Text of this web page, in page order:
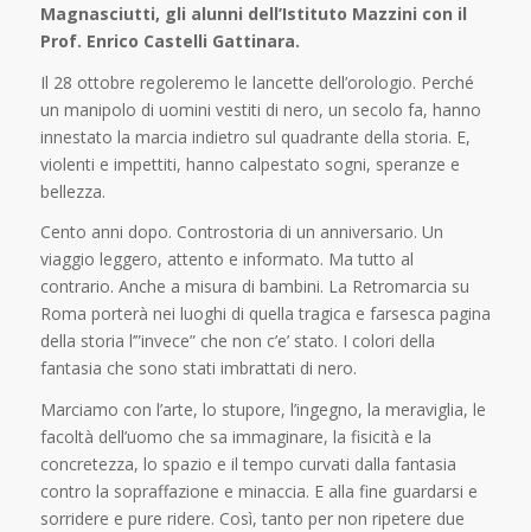
Magnasciutti, gli alunni dell’Istituto Mazzini con il
Prof. Enrico Castelli Gattinara.
Il 28 ottobre regoleremo le lancette dell’orologio. Perché
un manipolo di uomini vestiti di nero, un secolo fa, hanno
innestato la marcia indietro sul quadrante della storia. E,
violenti e impettiti, hanno calpestato sogni, speranze e
bellezza.
Cento anni dopo. Controstoria di un anniversario. Un
viaggio leggero, attento e informato. Ma tutto al
contrario. Anche a misura di bambini. La Retromarcia su
Roma porterà nei luoghi di quella tragica e farsesca pagina
della storia l’”invece” che non c’e’ stato. I colori della
fantasia che sono stati imbrattati di nero.
Marciamo con l’arte, lo stupore, l’ingegno, la meraviglia, le
facoltà dell’uomo che sa immaginare, la fisicità e la
concretezza, lo spazio e il tempo curvati dalla fantasia
contro la sopraffazione e minaccia. E alla fine guardarsi e
sorridere e pure ridere. Così, tanto per non ripetere due